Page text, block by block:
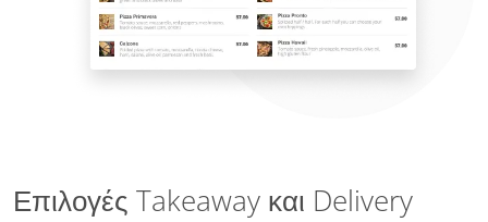
Επιλογές Takeaway και Delivery